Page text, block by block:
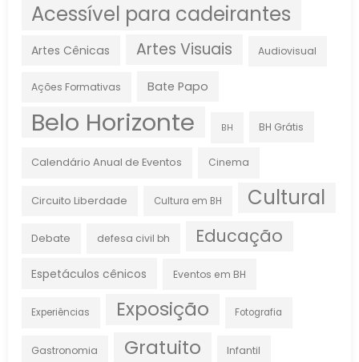
Acessível para cadeirantes
Artes Cênicas Artes Visuais Audiovisual
Ações Formativas Bate Papo
Belo Horizonte BH BH Grátis
Calendário Anual de Eventos Cinema
Circuito Liberdade Cultura em BH Cultural
Debate defesa civil bh Educação
Espetáculos cênicos Eventos em BH
Experiências Exposição Fotografia
Gastronomia Gratuito Infantil